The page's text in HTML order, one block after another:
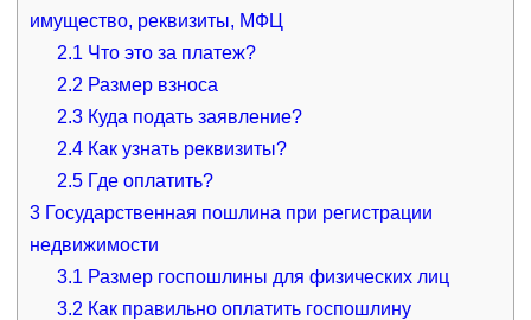
имущество, реквизиты, МФЦ
2.1 Что это за платеж?
2.2 Размер взноса
2.3 Куда подать заявление?
2.4 Как узнать реквизиты?
2.5 Где оплатить?
3Государственная пошлина при регистрации
недвижимости
3.1 Размер госпошлины для физических лиц
3.2 Как правильно оплатить госпошлину